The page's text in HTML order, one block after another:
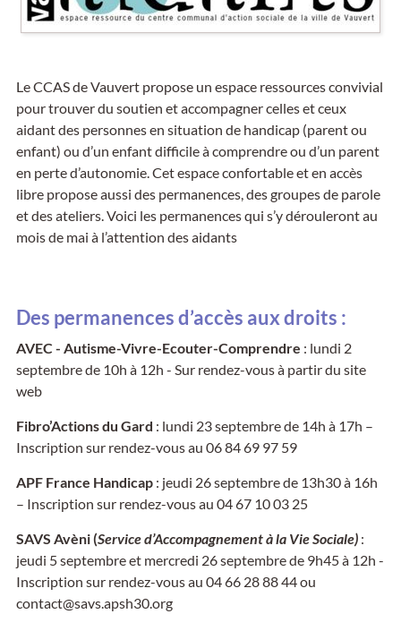
Le CCAS de Vauvert propose un espace ressources convivial
pour trouver du soutien et accompagner celles et ceux
aidant des personnes en situation de handicap (parent ou
enfant) ou d’un enfant difficile à comprendre ou d’un parent
en perte d’autonomie. Cet espace confortable et en accès
libre propose aussi des permanences, des groupes de parole
et des ateliers. Voici les permanences qui s’y dérouleront au
mois de mai à l’attention des aidants
Des permanences d’accès aux droits :
AVEC - Autisme-Vivre-Ecouter-Comprendre : lundi 2
septembre de 10h à 12h - Sur rendez-vous à partir du site
web
Fibro’Actions du Gard : lundi 23 septembre de 14h à 17h –
Inscription sur rendez-vous au 06 84 69 97 59
APF France Handicap: jeudi 26 septembre de 13h30 à 16h
– Inscription sur rendez-vous au 04 67 10 03 25
SAVS Avèni (Service d’Accompagnement à la Vie Sociale):
jeudi 5 septembre et mercredi 26 septembre de 9h45 à 12h -
Inscription sur rendez-vous au 04 66 28 88 44 ou
contact@savs.apsh30.org